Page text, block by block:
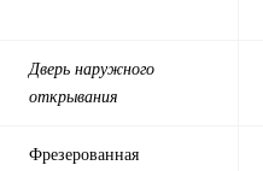
Дверь наружного
открывания
Фрезерованная